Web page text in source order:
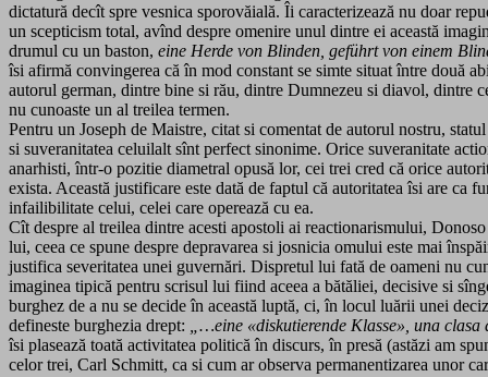
dictatură decît spre vesnica sporovăială. Îi caracterizează nu doar
un scepticism total, avînd despre omenire unul dintre ei această
drumul cu un baston, eine Herde von Blinden, geführt von einem
îsi afirmă convingerea că în mod constant se simte situat între două
autorul german, dintre bine si rău, dintre Dumnezeu si diavol, dintre
nu cunoaste un al treilea termen.
Pentru un Joseph de Maistre, citat si comentat de autorul nostru,
si suveranitatea celuilalt sînt perfect sinonime. Orice suveranitate
anarhisti, într-o pozitie diametral opusă lor, cei trei cred că orice
exista. Această justificare este dată de faptul că autoritatea îsi are ca
infailibilitate celui, celei care operează cu ea.
Cît despre al treilea dintre acesti apostoli ai reactionarismului,
lui, ceea ce spune despre depravarea si josnicia omului este mai
justifica severitatea unei guvernări. Dispretul lui fată de oameni nu
imaginea tipică pentru scrisul lui fiind aceea a bătăliei, decisive si
burghez de a nu se decide în această luptă, ci, în locul luării unei
defineste burghezia drept: „…eine «diskutierende Klasse», una
îsi plasează toată activitatea politică în discurs, în presă (astăzi am
celor trei, Carl Schmitt, ca si cum ar observa permanentizarea unor